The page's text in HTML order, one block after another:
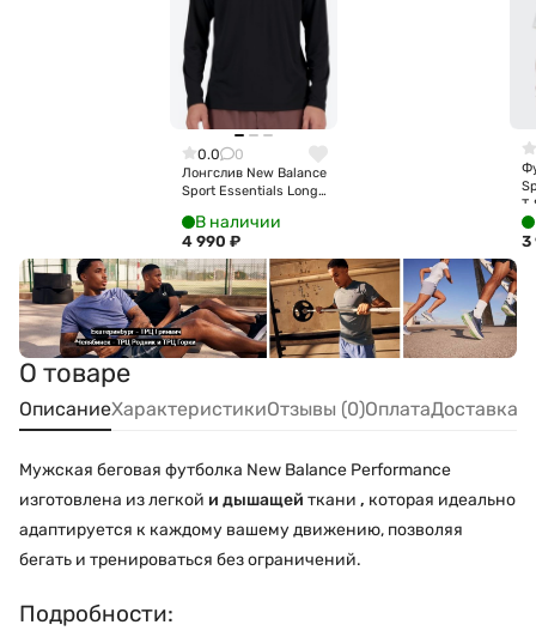
0.0 0
Лонгслив New Balance
Sport Essentials Long
В наличии
4 990 ₽ 3
О товаре
ОписаниеХарактеристикиОтзывы (0)ОплатаДоставка
Мужская беговая футболка New Balance Performance
изготовлена из легкой и дышащей ткани , которая идеально
адаптируется к каждому вашему движению, позволяя
бегать и тренироваться без ограничений.
Подробности: